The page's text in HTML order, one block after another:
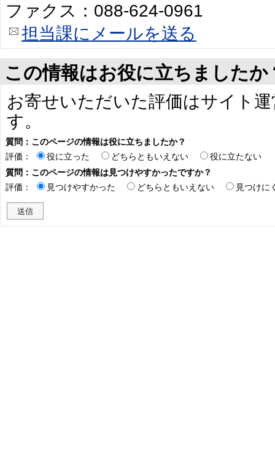
ファクス：088-624-0961
担当課にメールを送る
この情報はお役に立ちましたか
お寄せいただいた評価はサイト
す。
質問：このページの情報は役に立ちましたか？
評価：
役に立った どちらともいえない
役に立たない
質問：このページの情報は見つけやすかったですか？
評価：
見つけやすかった どちらともいえない 見つけに